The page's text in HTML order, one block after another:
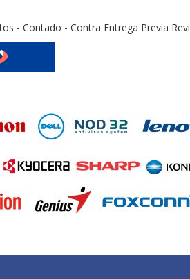
- Contado - Contra Entrega Previa